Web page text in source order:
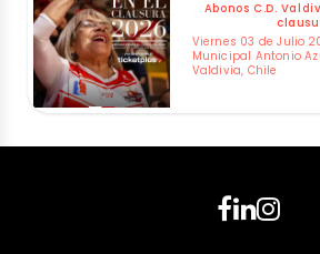
Abonos C.D.
Viernes 03 de Julio
Municipal Antonio
Valdivia, Chile